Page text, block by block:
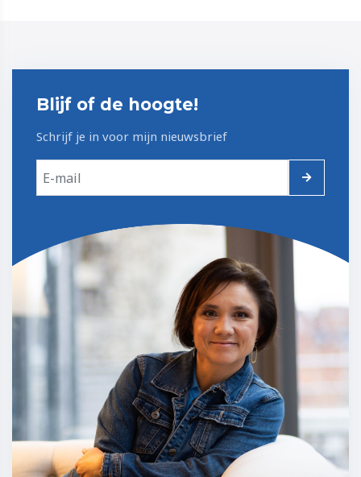
Blijf of de hoogte!
Schrijf je in voor mijn nieuwsbrief